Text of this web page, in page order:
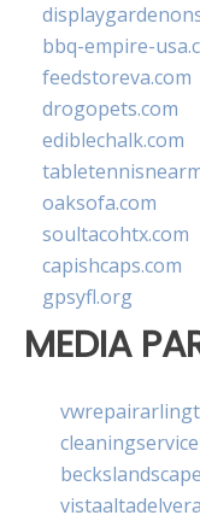
bbq-empire-
feedstoreva.com
drogopets.com
ediblechalk.com
oaksofa.com
soultacohtx.com
capishcaps.com
gpsyfl.org
MEDIA